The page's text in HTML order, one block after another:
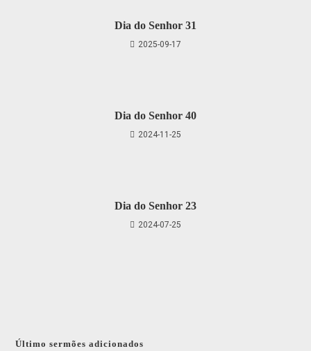
Dia do Senhor 31
2025-09-17
Dia do Senhor 40
2024-11-25
Dia do Senhor 23
2024-07-25
Último sermões adicionados